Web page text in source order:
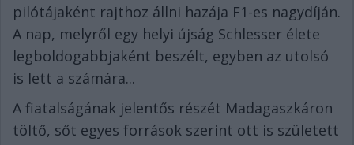
pilótájaként rajthoz állni hazája F1-es nagydíján.
A nap, melyről egy helyi újság Schlesser élete
legboldogabbjaként beszélt, egyben az utolsó
is lett a számára...
A fiatalságának jelentős részét Madagaszkáron
töltő, sőt egyes források szerint ott is született